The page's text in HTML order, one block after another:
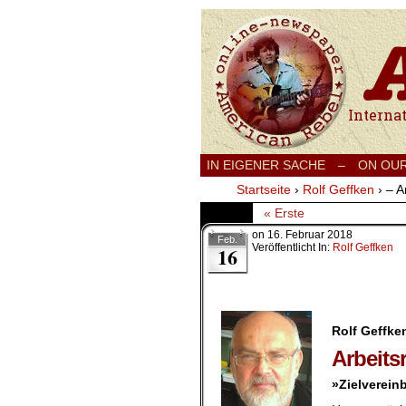
IN EIGENER SACHE – ON
Startseite › Rolf Geffken › –
« Erste
Feb.
16
on 16. Februar 2018
Veröffentlicht In: Rolf Geffken
Rolf